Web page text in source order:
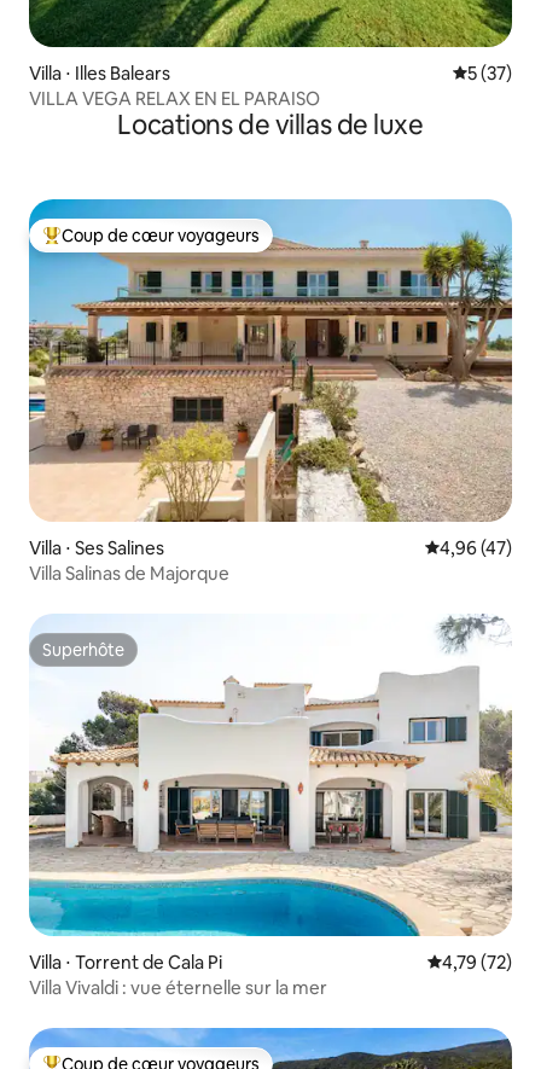
Villa ⋅ Illes Balears
5 (37)
VILLA VEGA RELAX EN EL PARAISO
Locations de villas de luxe
Coups de cœur voyageurs les plus appréciés
Coup de cœur voyageurs
Villa ⋅ Ses Salines Évaluation
4,96 (47)
Villa Salinas de Majorque
Superhôte
Superhôte
Villa ⋅ Torrent de Cala Pi Évaluation
4,79 (72)
Villa Vivaldi : vue éternelle sur la mer
Coup de cœur voyageurs